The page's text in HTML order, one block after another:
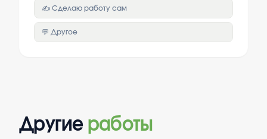
✍️ Сделаю работу сам
💬 Другое
Другие работы